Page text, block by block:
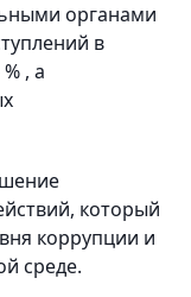
органами
в
, а
который
коррупции и
среде.